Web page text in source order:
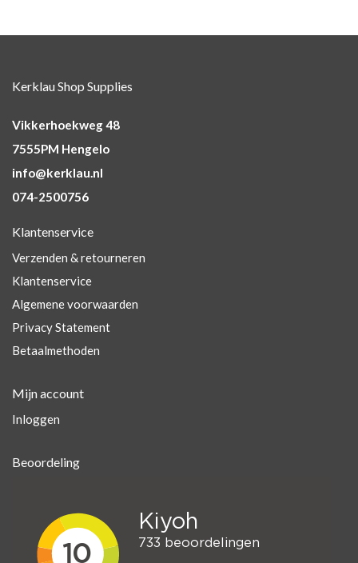
Kerklau Shop Supplies
Vikkerhoekweg 48
7555PM Hengelo
info@kerklau.nl
074-2500756
Klantenservice
Verzenden & retourneren
Klantenservice
Algemene voorwaarden
Privacy Statement
Betaalmethoden
Mijn account
Inloggen
Beoordeling